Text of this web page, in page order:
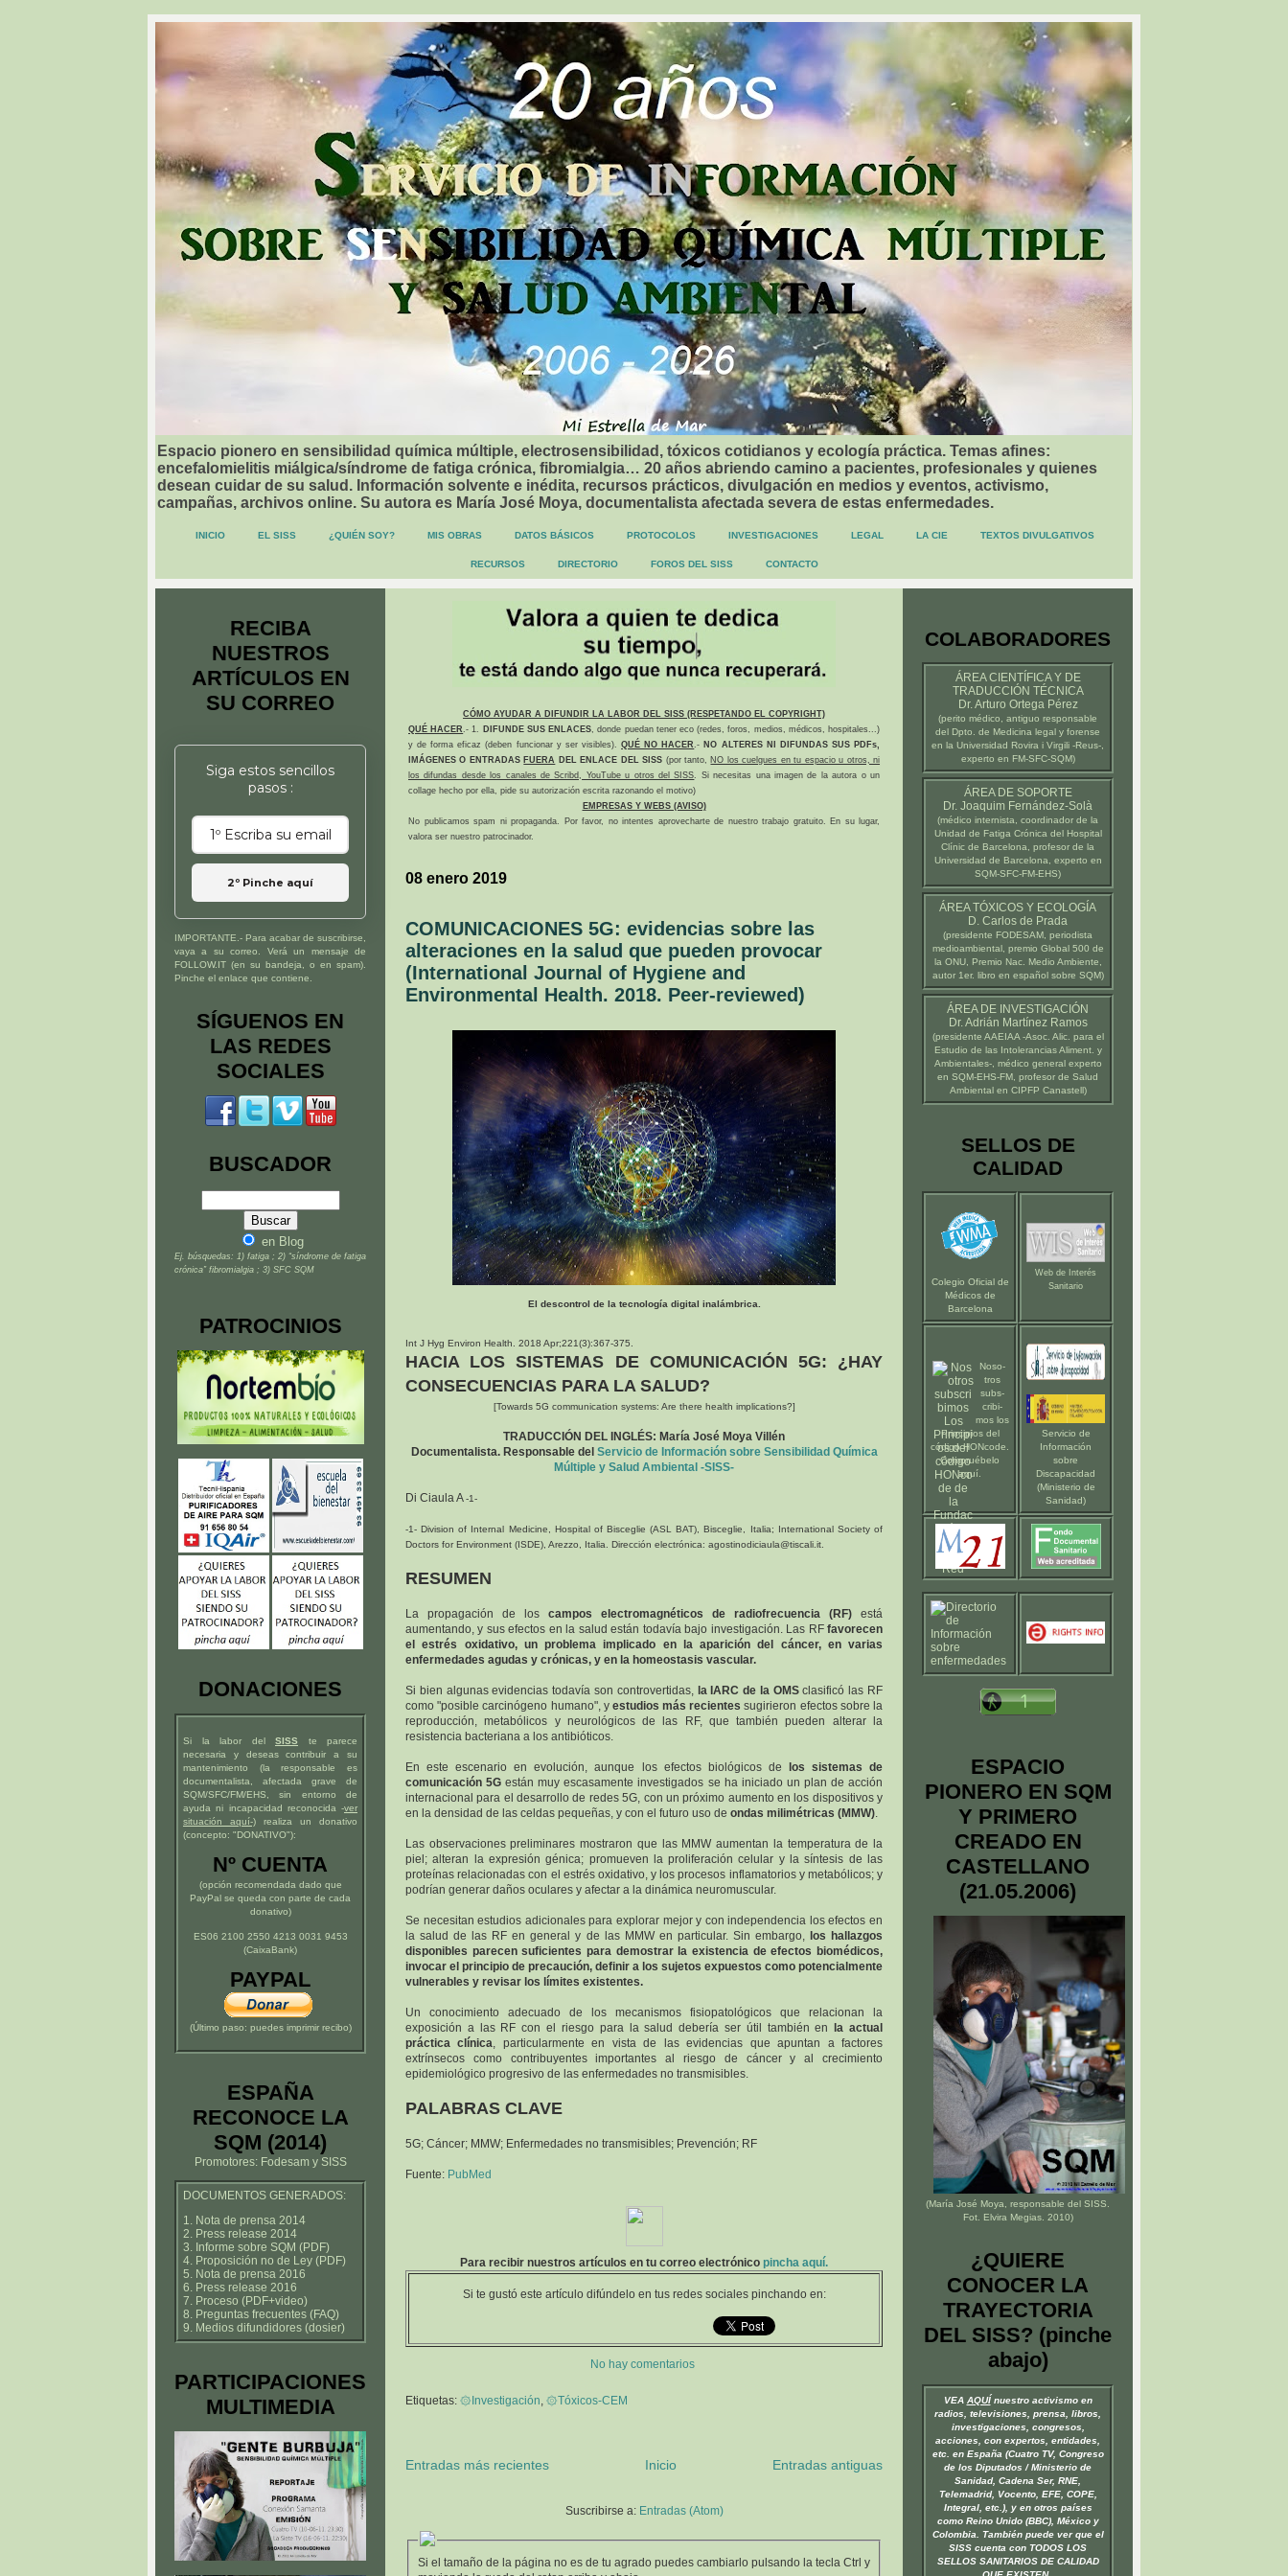
Espacio pionero en sensibilidad química múltiple, electrosensibilidad, tóxicos cotidianos y ecología práctica. Temas afines:
encefalomielitis miálgica/síndrome de fatiga crónica, fibromialgia… 20 años abriendo camino a pacientes, profesionales y quienes
desean cuidar de su salud. Información solvente e inédita, recursos prácticos, divulgación en medios y eventos, activismo,
campañas, archivos online. Su autora es María José Moya, documentalista afectada severa de estas enfermedades.
INICIO EL SISS ¿QUIÉN SOY? MIS OBRAS DATOS BÁSICOS PROTOCOLOS INVESTIGACIONES LEGAL LA CIE TEXTOS DIVULGATIVOS
RECURSOS DIRECTORIO FOROS DEL SISS CONTACTO
CÓMO AYUDAR A DIFUNDIR LA LABOR DEL SISS (RESPETANDO EL COPYRIGHT)
QUÉ HACER.- 1. DIFUNDE SUS ENLACES, donde puedan tener eco (redes, foros, medios, médicos, hospitales...)
y de forma eficaz (deben funcionar y ser visibles).QUÉ NO HACER.- NO ALTERES NI DIFUNDAS SUS PDFs,
IMÁGENES O ENTRADAS FUERA DEL ENLACE DEL SISS (por tanto, NO los cuelgues en tu espacio u otros, ni
los difundas desde los canales de Scribd, YouTube u otros del SISS. Si necesitas una imagen de la autora o un
collage hecho por ella, pide su autorización escrita razonando el motivo)
EMPRESAS Y WEBS (AVISO)
No publicamos spam ni propaganda. Por favor, no intentes aprovecharte de nuestro trabajo gratuito. En su lugar,
valora ser nuestro patrocinador.
08 enero 2019
COMUNICACIONES 5G: evidencias sobre las
alteraciones en la salud que pueden provocar
(International Journal of Hygiene and
Environmental Health. 2018. Peer-reviewed)
El descontrol de la tecnología digital inalámbrica.
Int J Hyg Environ Health. 2018 Apr;221(3):367-375.
HACIA LOS SISTEMAS DE COMUNICACIÓN 5G: ¿HAY
CONSECUENCIAS PARA LA SALUD?
[Towards 5G communication systems: Are there health implications?]
TRADUCCIÓN DEL INGLÉS: María José Moya Villén
Documentalista. Responsable del Servicio de Información sobre Sensibilidad Química
Múltiple y Salud Ambiental -SISS-
Di Ciaula A-1-
-1- Division of Internal Medicine, Hospital of Bisceglie (ASL BAT), Bisceglie, Italia; International Society of
Doctors for Environment (ISDE), Arezzo, Italia. Dirección electrónica: agostinodiciaula@tiscali.it.
RESUMEN
La propagación de los campos electromagnéticos de radiofrecuencia (RF) está
aumentando, y sus efectos en la salud están todavía bajo investigación. Las RF favorecen
el estrés oxidativo, un problema implicado en la aparición del cáncer, en varias
enfermedades agudas y crónicas, y en la homeostasis vascular.
Si bien algunas evidencias todavía son controvertidas, la IARC de la OMSclasificó las RF
como "posible carcinógeno humano", y estudios más recientes sugirieron efectos sobre la
reproducción, metabólicos y neurológicos de las RF, que también pueden alterar la
resistencia bacteriana a los antibióticos.
En este escenario en evolución, aunque los efectos biológicos de
los sistemas de
comunicación 5G están muy escasamente investigados se ha iniciado un plan de acción
internacional para el desarrollo de redes 5G, con un próximo aumento en los dispositivos y
en la densidad de las celdas pequeñas, y con el futuro uso de ondas milimétricas (MMW).
Las observaciones preliminares mostraron que las MMW aumentan la temperatura de la
piel; alteran la expresión génica; promueven la proliferación celular y la síntesis de las
proteínas relacionadas con el estrés oxidativo, y los procesos inflamatorios y metabólicos; y
podrían generar daños oculares y afectar a la dinámica neuromuscular.
Se necesitan estudios adicionales para explorar mejor y con independencia los efectos en
la salud de las RF en general y de las MMW en particular. Sin embargo, los hallazgos
disponibles parecen suficientes para demostrar la existencia de efectos biomédicos,
invocar el principio de precaución, definir a los sujetos expuestos como potencialmente
vulnerables y revisar los límites existentes.
Un conocimiento adecuado de los mecanismos fisiopatológicos que relacionan la
exposición a las RF con el riesgo para la salud debería ser útil también en
la actual
práctica clínica, particularmente en vista de las evidencias que apuntan a factores
extrínsecos como contribuyentes importantes al riesgo de cáncer y al crecimiento
epidemiológico progresivo de las enfermedades no transmisibles.
PALABRAS CLAVE
5G; Cáncer; MMW; Enfermedades no transmisibles; Prevención; RF
Fuente: PubMed
Para recibir nuestros artículos en tu correo electrónico pincha aquí.
Si te gustó este artículo difúndelo en tus redes sociales pinchando en:
No hay comentarios
Etiquetas: ۞Investigación, ۞Tóxicos-CEM
Entradas más recientes Entradas antiguas
Inicio
Suscribirse a: Entradas (Atom)
Si el tamaño de la página no es de tu agrado puedes cambiarlo pulsando la tecla Ctrl y
RECIBA
NUESTROS
ARTÍCULOS EN
SU CORREO
Siga estos sencillos
pasos :
2º Pinche aquí
IMPORTANTE.- Para acabar de suscribirse,
vaya a su correo. Verá un mensaje de
FOLLOW.IT (en su bandeja, o en spam).
Pinche el enlace que contiene.
SÍGUENOS EN
LAS REDES
SOCIALES
BUSCADOR
en Blog
Ej. búsquedas: 1) fatiga ; 2) “síndrome de fatiga
crónica” fibromialgia ; 3) SFC SQM
PATROCINIOS
DONACIONES
Si la labor del SISS te parece
necesaria y deseas contribuir a su
mantenimiento (la responsable es
documentalista, afectada grave de
SQM/SFC/FM/EHS, sin entorno de
ayuda ni incapacidad reconocida -ver
situación aquí-) realiza un donativo
(concepto: "DONATIVO"):
Nº CUENTA
(opción recomendada dado que
PayPal se queda con parte de cada
donativo)
ES06 2100 2550 4213 0031 9453
(CaixaBank)
PAYPAL
(Último paso: puedes imprimir recibo)
ESPAÑA
RECONOCE LA
SQM (2014)
Promotores: Fodesam y SISS
DOCUMENTOS GENERADOS:
1. Nota de prensa 2014
2. Press release 2014
3. Informe sobre SQM (PDF)
4. Proposición no de Ley (PDF)
5. Nota de prensa 2016
6. Press release 2016
7. Proceso (PDF+video)
8. Preguntas frecuentes (FAQ)
9. Medios difundidores (dosier)
PARTICIPACIONES
MULTIMEDIA
COLABORADORES
ÁREA CIENTÍFICA Y DE
TRADUCCIÓN TÉCNICA
Dr. Arturo Ortega Pérez
(perito médico , antiguo responsable
del Dpto. de Medicina legal y forense
en la Universidad Rovira i Virgili -Reus-
experto en FM-SFC-SQM)
ÁREA DE SOPORTE
Dr. Joaquim Fernández-Solà
(médico internista, coordinador de la
Unidad de Fatiga Crónica del Hospital
Clínic de Barcelona , profesor de la
Universidad de Barcelona , experto en
SQM-SFC-FM-EHS)
ÁREA TÓXICOS Y ECOLOGÍA
D. Carlos de Prada
(presidente FODESAM , periodista
medioambiental, premio Global 500 de
la ONU, Premio Nac. Medio Ambiente,
autor 1er. libro en español sobre SQM)
ÁREA DE INVESTIGACIÓN
Dr. Adrián Martínez Ramos
(presidente AAEIAA-Asoc. Alic. para el
Estudio de las Intolerancias Aliment. y
Ambientales-, médico general experto
en SQM-EHS-FM, profesor de Salud
Ambiental en CIPFP Canastell)
SELLOS DE
CALIDAD
Colegio Oficial de
Médicos de
Barcelona
Web de Interés
Sanitario
Noso-
tros
subs-
cribi-
mos los
Principios del
código HONcode
Compruébelo
aquí
Servicio de
Información
sobre
Discapacidad
(Ministerio de
Sanidad)
ESPACIO
PIONERO EN SQM
Y PRIMERO
CREADO EN
CASTELLANO
(21.05.2006)
(María José Moya, responsable del SISS
Fot. Elvira Megias. 2010)
¿QUIERE
CONOCER LA
TRAYECTORIA
DEL SISS? (pinche
abajo)
VEA AQUÍnuestro activismo en
radios, televisiones, prensa, libros,
investigaciones, congresos,
acciones, con expertos, entidades,
etc. en España (Cuatro TV, Congreso
de los Diputados / Ministerio de
Sanidad, Cadena Ser, RNE,
Telemadrid, Vocento, EFE, COPE,
Integral, etc.), y en otros países
como Reino Unido (BBC), México y
Colombia. También puede ver que el
SISS cuenta con TODOS LOS
SELLOS SANITARIOS DE CALIDAD